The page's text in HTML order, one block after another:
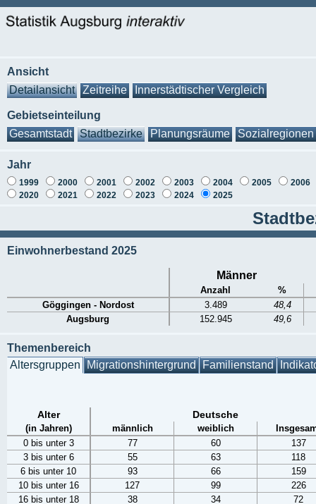
Ansicht
Detailansicht
Zeitreihe Innerstädtischer Vergleich
Gebietseinteilung
Gesamtstadt
Stadtbezirke Planungsräume Sozialregionen
Jahr
1999 2000 2001 2002 2003 2004 2005
2006
2020
2021 2022 2023 2024 2025
Einwohnerbestand 2025
Männer
Anzahl
%
Göggingen - Nordost
3.489
48,4
Augsburg
152.945 49,6
Themenbereich
Altersgruppen Migrationshintergrund Familienstand
Alter Deutsche
(in Jahren) männlich weiblich
0 bis unter 3
77 60
137
3 bis unter 6
55 63
118
6 bis unter 10
93 66
159
10 bis unter 16
127 99
226
16 bis unter 18
38 34
72